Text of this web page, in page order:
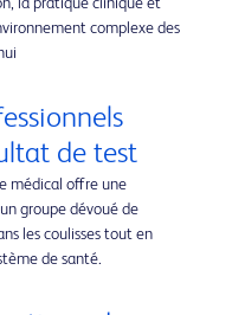
la pratique clinique et
complexe des
de test
médical offre une
groupe dévoué de
les coulisses tout en
de santé.